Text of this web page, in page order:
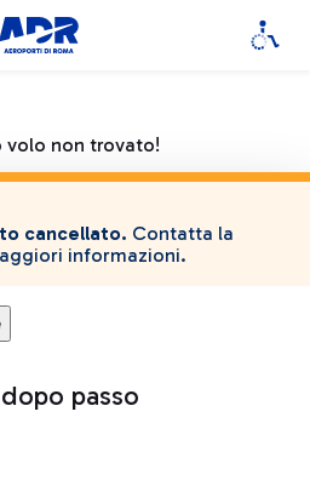
volo non trovato!
cancellato. Contatta la
informazioni.
passo